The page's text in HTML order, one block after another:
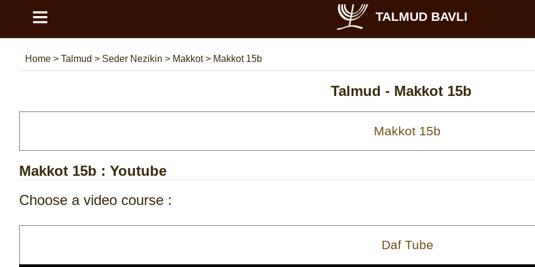
≡ TALMUD BAVLI
Home > Talmud > Seder Nezikin > Makkot> Makkot 15b
Talmud - Makkot 15b
Makkot 15b : Youtube
Choose a video course :